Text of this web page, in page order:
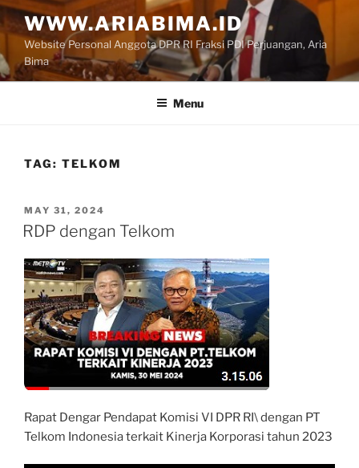
Skip
to
content
WWW.ARIABIMA.ID
Website Personal Anggota DPR RI Fraksi PDI Perjuangan, Aria
Bima
Menu
TAG: TELKOM
POSTED
ON
MAY 31, 2024
RDP dengan Telkom
Rapat Dengar Pendapat Komisi VI DPR RI\ dengan PT
Telkom Indonesia terkait Kinerja Korporasi tahun 2023